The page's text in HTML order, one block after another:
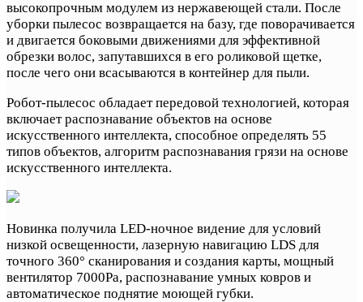
высокопрочным модулем из нержавеющей стали. После
уборки пылесос возвращается на базу, где поворачивается
и двигается боковыми движениями для эффективной
обрезки волос, запутавшихся в его роликовой щетке,
после чего они всасываются в контейнер для пыли.
Робот-пылесос обладает передовой технологией, которая
включает распознавание объектов на основе
искусственного интеллекта, способное определять 55
типов объектов, алгоритм распознавания грязи на основе
искусственного интеллекта.
Новинка получила LED-ночное видение для условий
низкой освещенности, лазерную навигацию LDS для
точного 360° сканирования и создания карты, мощный
вентилятор 7000Pa, распознавание умных ковров и
автоматическое поднятие моющей губки.